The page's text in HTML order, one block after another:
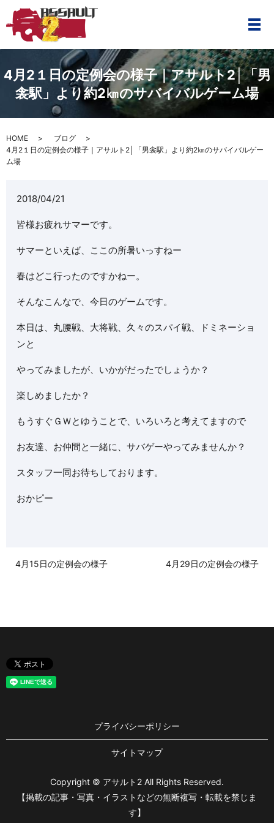
メ
4月2１日の定例会の様子｜アサルト2│「男
衾駅」より約2㎞のサバイバルゲーム場
HOME
ブログ
4月2１日の定例会の様子｜アサルト2│「男衾駅」より約2㎞のサバイバルゲー
ム場
2018/04/21
皆様お疲れサマーです。
サマーといえば、ここの所暑いっすねー
春はどこ行ったのですかねー。
そんなこんなで、今日のゲームです。
本日は、丸腰戦、大将戦、久々のスパイ戦、ドミネーショ
ンと
やってみましたが、いかがだったでしょうか？
楽しめましたか？
もうすぐＧＷとゆうことで、いろいろと考えてますので
お友達、お仲間と一緒に、サバゲーやってみませんか？
スタッフ一同お待ちしております。
おかピー
4月15日の定例会の様子 4月29日の定例会の様子
プライバシーポリシー
サイトマップ
Copyright © アサルト2 All Rights Reserved.
【掲載の記事・写真・イラストなどの無断複写・転載を禁じま
す】